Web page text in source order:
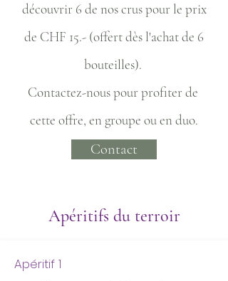
découvrir 6 de nos crus pour le prix
de CHF 15.- (offert dès l'achat de 6
bouteilles).
Contactez-nous pour profiter de
cette offre, en groupe ou en duo.
Contact
Apéritifs du terroir
Apéritif 1